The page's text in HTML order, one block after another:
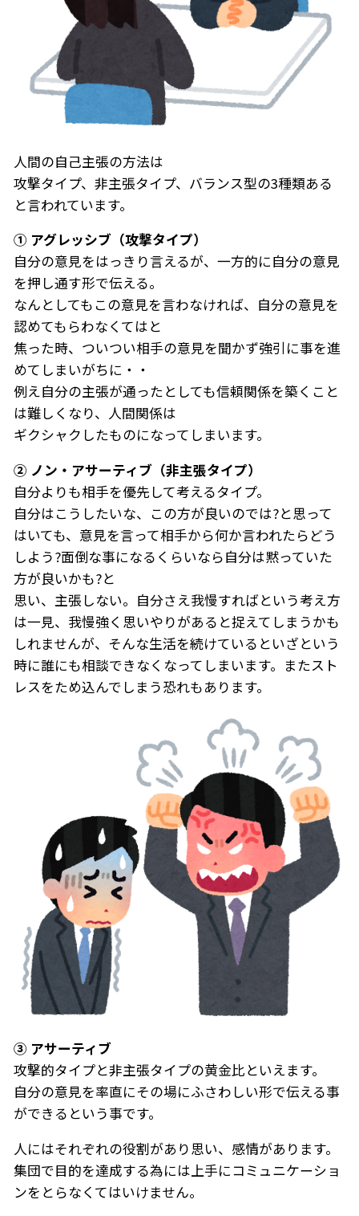
人間の自己主張の方法は
攻撃タイプ、非主張タイプ、バランス型の3種類ある
と言われています。
① アグレッシブ（攻撃タイプ）
自分の意見をはっきり言えるが、一方的に自分の意見
を押し通す形で伝える。
なんとしてもこの意見を言わなければ、自分の意見を
認めてもらわなくてはと
焦った時、ついつい相手の意見を聞かず強引に事を進
めてしまいがちに・・
例え自分の主張が通ったとしても信頼関係を築くこと
は難しくなり、人間関係は
ギクシャクしたものになってしまいます。
② ノン・アサーティブ（非主張タイプ）
自分よりも相手を優先して考えるタイプ。
自分はこうしたいな、この方が良いのでは?と思って
はいても、意見を言って相手から何か言われたらどう
しよう?面倒な事になるくらいなら自分は黙っていた
方が良いかも?と
思い、主張しない。自分さえ我慢すればという考え方
は一見、我慢強く思いやりがあると捉えてしまうかも
しれませんが、そんな生活を続けているといざという
時に誰にも相談できなくなってしまいます。またスト
レスをため込んでしまう恐れもあります。
③ アサーティブ
攻撃的タイプと非主張タイプの黄金比といえます。
自分の意見を率直にその場にふさわしい形で伝える事
ができるという事です。
人にはそれぞれの役割があり思い、感情があります。
集団で目的を達成する為には上手にコミュニケーショ
ンをとらなくてはいけません。